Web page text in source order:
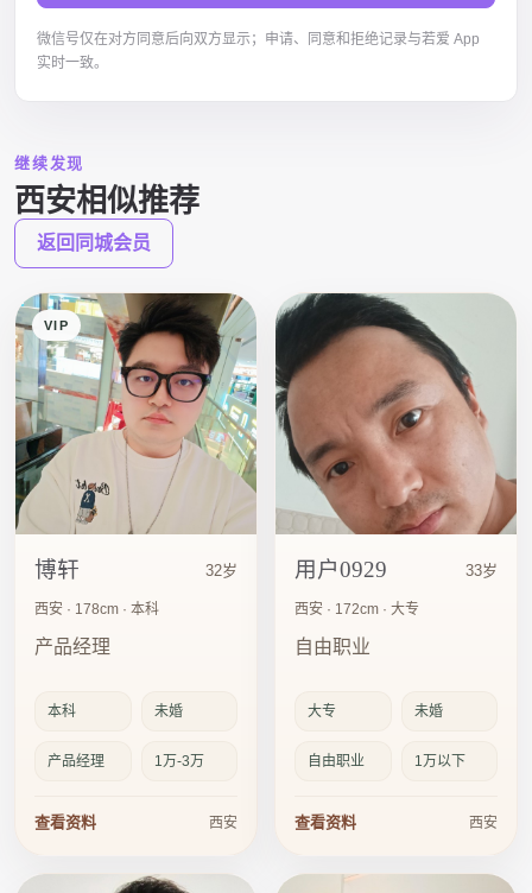
微信号仅在对方同意后向双方显示；申请、同意和拒绝记录与若爱 App
实时一致。
继续发现
西安相似推荐
返回同城会员
VIP
博轩 32岁
西安 · 178cm · 本科
产品经理
本科 未婚
产品经理 1万-3万
查看资料 西安
用户0929 33岁
西安 · 172cm · 大专
自由职业
大专 未婚
自由职业 1万以下
查看资料 西安